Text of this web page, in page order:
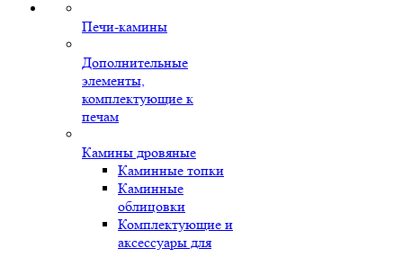
Печи-камины
Дополнительные
элементы,
комплектующие к
печам
Камины дровяные
Каминные топки
Каминные
облицовки
Комплектующие и
аксессуары для